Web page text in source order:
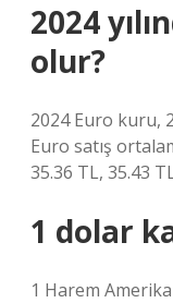
2024
olur?
2024 Euro kuru,
Euro satış
35.36 TL, 35.43
1 dolar
1 Harem